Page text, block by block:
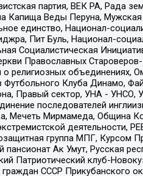
партия, ВЕК РА, Рада
Капища Веды Перуна,
единство, Национал-
Пит Буль, Национал-
Социалистическая
Православных
религиозных объединениях,
Клуба Динамо,
Правый сектор, УНА - УНСО,
последователей
Мечеть Мирмамеда, Община
деятельности,
группа МПГ, Курсом
пансионат Ак Умут, Русская
Патриотический клуб-
граждан СССР Прикубанского